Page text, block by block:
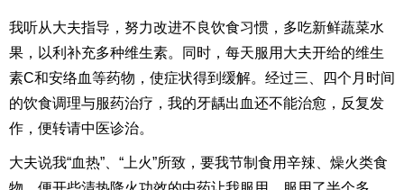
我听从大夫指导，努力改进不良饮食习惯，多吃新鲜蔬菜水
果，以利补充多种维生素。同时，每天服用大夫开给的维生
素C和安络血等药物，使症状得到缓解。经过三、四个月时间
的饮食调理与服药治疗，我的牙龋出血还不能治愈，反复发
作，便转请中医诊治。
大夫说我“血热”、“上火”所致，要我节制食用辛辣、燥火类食